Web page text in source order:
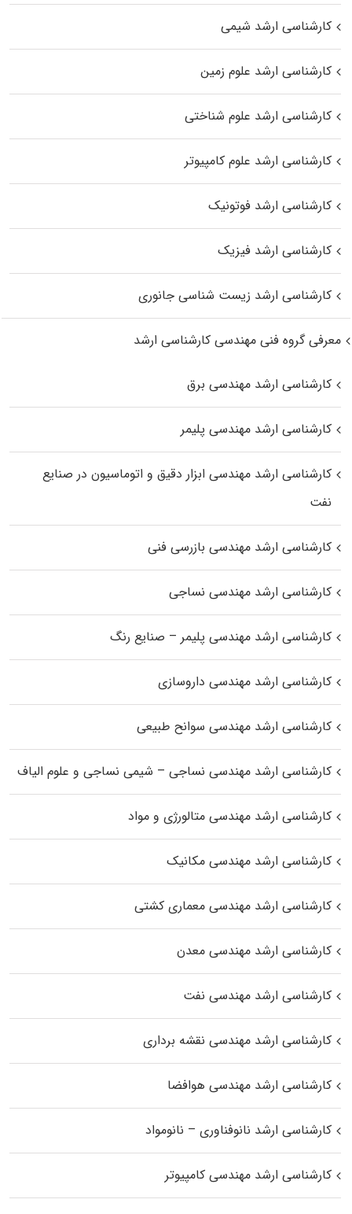
کارشناسی ارشد شیمی
کارشناسی ارشد علوم زمین
کارشناسی ارشد علوم شناختی
کارشناسی ارشد علوم کامپیوتر
کارشناسی ارشد فوتونیک
کارشناسی ارشد فیزیک
کارشناسی ارشد زیست‌ شناسی جانوری
معرفی گروه فنی مهندسی کارشناسی ارشد
کارشناسی ارشد مهندسی برق
کارشناسی ارشد مهندسی پلیمر
کارشناسی ارشد مهندسی ابزار دقیق و اتوماسیون در صنایع
نفت
کارشناسی ارشد مهندسی بازرسی فنی
کارشناسی ارشد مهندسی نساجی
کارشناسی ارشد مهندسی پلیمر – صنایع رنگ
کارشناسی ارشد مهندسی داروسازی
کارشناسی ارشد مهندسی سوانح طبیعی
کارشناسی ارشد مهندسی نساجی – شیمی نساجی و علوم الیاف
کارشناسی ارشد مهندسی متالورژی و مواد
کارشناسی ارشد مهندسی مکانیک
کارشناسی ارشد مهندسی معماری کشتی
کارشناسی ارشد مهندسی معدن
کارشناسی ارشد مهندسی نفت
کارشناسی ارشد مهندسی نقشه برداری
کارشناسی ارشد مهندسی هوافضا
کارشناسی ارشد نانوفناوری – نانومواد
کارشناسی ارشد مهندسی کامپیوتر